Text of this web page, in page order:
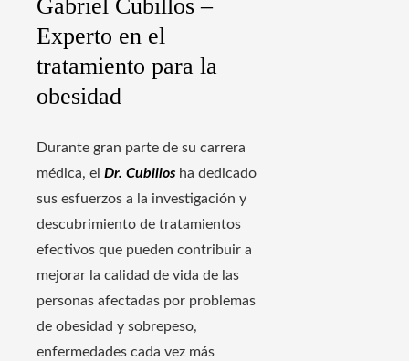
Gabriel Cubillos –
Experto en el
tratamiento para la
obesidad
Durante gran parte de su carrera
médica, el Dr. Cubillos ha dedicado
sus esfuerzos a la investigación y
descubrimiento de tratamientos
efectivos que pueden contribuir a
mejorar la calidad de vida de las
personas afectadas por problemas
de obesidad y sobrepeso,
enfermedades cada vez más